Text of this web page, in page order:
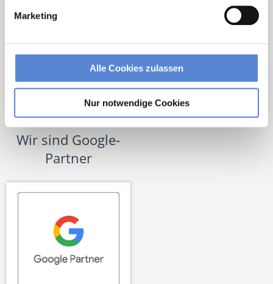
Marketing
Alle Cookies zulassen
Nur notwendige Cookies
Wir sind Google-
Partner